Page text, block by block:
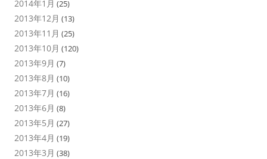
2014年1月 (25)
2013年12月 (13)
2013年11月 (25)
2013年10月 (120)
2013年9月 (7)
2013年8月 (10)
2013年7月 (16)
2013年6月 (8)
2013年5月 (27)
2013年4月 (19)
2013年3月 (38)